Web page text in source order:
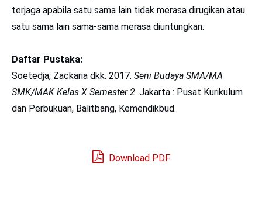
terjaga apabila satu sama lain tidak merasa dirugikan atau
satu sama lain sama-sama merasa diuntungkan.
Daftar Pustaka:
Soetedja, Zackaria dkk. 2017. Seni Budaya SMA/MA
SMK/MAK Kelas X Semester 2. Jakarta : Pusat Kurikulum
dan Perbukuan, Balitbang, Kemendikbud.
Download PDF